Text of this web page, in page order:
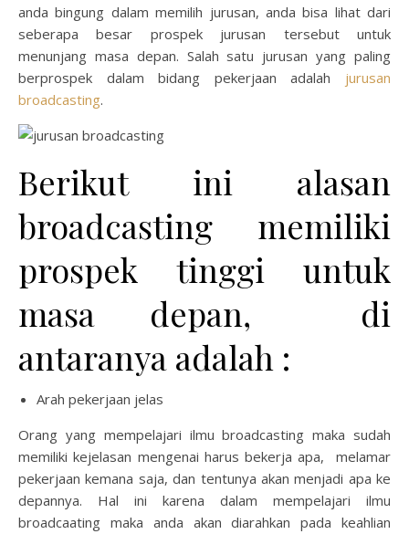
anda bingung dalam memilih jurusan, anda bisa lihat dari
seberapa besar prospek jurusan tersebut untuk
menunjang masa depan. Salah satu jurusan yang paling
berprospek dalam bidang pekerjaan adalah jurusan
broadcasting.
Berikut ini alasan
broadcasting memiliki
prospek tinggi untuk
masa depan, di
antaranya adalah :
Arah pekerjaan jelas
Orang yang mempelajari ilmu broadcasting maka sudah
memiliki kejelasan mengenai harus bekerja apa, melamar
pekerjaan kemana saja, dan tentunya akan menjadi apa ke
depannya. Hal ini karena dalam mempelajari ilmu
broadcaating maka anda akan diarahkan pada keahlian